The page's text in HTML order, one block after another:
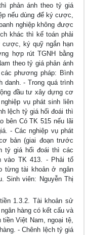
phản ánh theo tỷ giá
nếu dùng để ký cược,
nghiệp không được
khác thì kế toán phải
cược, ký quỹ ngắn hạn
hợp rút TGNH bằng
theo tỷ giá phản ánh
phương pháp: Bình
danh. - Trong quá trình
đầu tư xây dựng cơ
vụ phát sinh liên
lệch tỷ giá hối đoái thì
bên Có TK 515 nếu lãi
- Các nghiệp vụ phát
bản (giai đoạn trước
tỷ giá hối đoái thì các
vào TK 413. - Phải tổ
từng tài khoản ở ngân
Sinh viên: Nguyễn Thị
1.3.2. Tài khoản sử
hàng có kết cấu và
tiền Việt Nam, ngoại tệ,
- Chênh lệch tỷ giá